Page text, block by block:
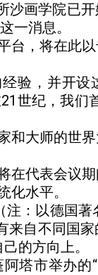
沙画学院已
一消息。
台，将在此
验，并开设
世纪，我们
和大师的世
在代表会议
水平。
：以德国著
来自不同国
的方向上。
塔市举办的